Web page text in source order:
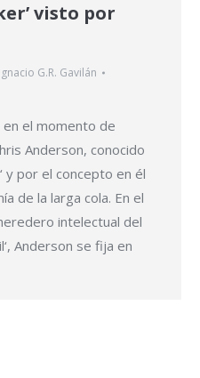
visto por
Ignacio G.R. Gavilán
en el momento de
Anderson, conocido
y por el concepto en él
de la larga cola. En el
intelectual del
Anderson se fija en